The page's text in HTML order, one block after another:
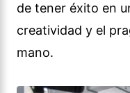
de tener éxito en
creatividad y el
mano.